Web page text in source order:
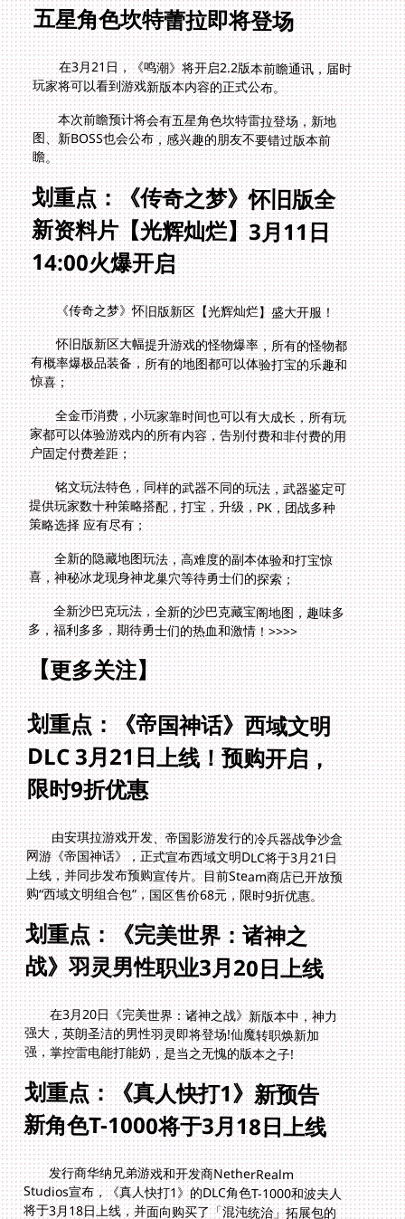
五星角色坎特蕾拉即将登场
在3月21日，《鸣潮》将开启2.2版本前瞻通讯，届时
玩家将可以看到游戏新版本内容的正式公布。
本次前瞻预计将会有五星角色坎特雷拉登场，新地
图、新BOSS也会公布，感兴趣的朋友不要错过版本前
瞻。
划重点：《传奇之梦》怀旧版全
新资料片【光辉灿烂】3月11日
14:00火爆开启
《传奇之梦》怀旧版新区【光辉灿烂】盛大开服！
怀旧版新区大幅提升游戏的怪物爆率，所有的怪物都
有概率爆极品装备，所有的地图都可以体验打宝的乐趣和
惊喜；
全金币消费，小玩家靠时间也可以有大成长，所有玩
家都可以体验游戏内的所有内容，告别付费和非付费的用
户固定付费差距；
铭文玩法特色，同样的武器不同的玩法，武器鉴定可
提供玩家数十种策略搭配，打宝，升级，PK，团战多种
策略选择 应有尽有；
全新的隐藏地图玩法，高难度的副本体验和打宝惊
喜，神秘冰龙现身神龙巢穴等待勇士们的探索；
全新沙巴克玩法，全新的沙巴克藏宝阁地图，趣味多
多，福利多多，期待勇士们的热血和激情！>>>>
【更多关注】
划重点：《帝国神话》西域文明
DLC 3月21日上线！预购开启，
限时9折优惠
由安琪拉游戏开发、帝国影游发行的冷兵器战争沙盒
网游《帝国神话》，正式宣布西域文明DLC将于3月21日
上线，并同步发布预购宣传片。目前Steam商店已开放预
购“西域文明组合包”，国区售价68元，限时9折优惠。
划重点：《完美世界：诸神之
战》羽灵男性职业3月20日上线
在3月20日《完美世界：诸神之战》新版本中，神力
强大，英朗圣洁的男性羽灵即将登场!仙魔转职焕新加
强，掌控雷电能打能奶，是当之无愧的版本之子!
划重点：《真人快打1》新预告
新角色T-1000将于3月18日上线
发行商华纳兄弟游戏和开发商NetherRealm
Studios宣布，《真人快打1》的DLC角色T-1000和波夫人
将于3月18日上线，并面向购买了「混沌统治」拓展包的